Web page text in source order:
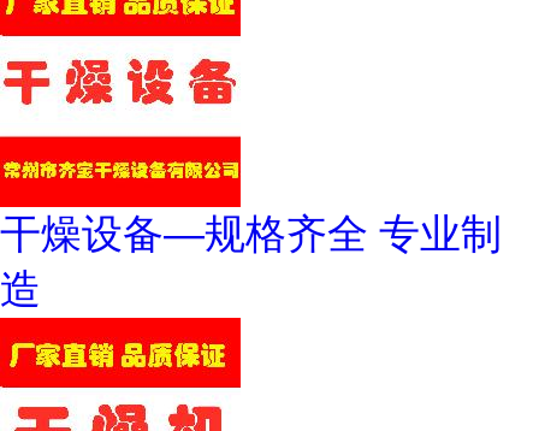
干燥设备—规格齐全 专业制
造